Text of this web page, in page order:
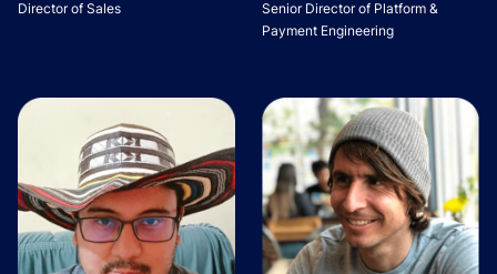
Director of Sales
Senior Director of Platform &
Payment Engineering